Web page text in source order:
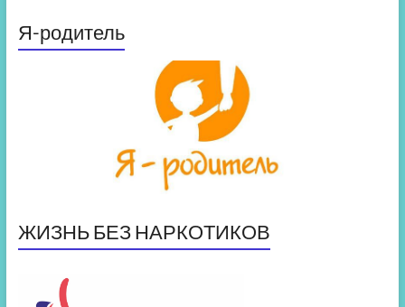
Я-родитель
ЖИЗНЬ БЕЗ НАРКОТИКОВ